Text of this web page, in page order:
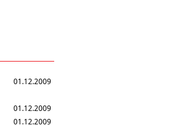
01.12.2009
01.12.2009
01.12.2009